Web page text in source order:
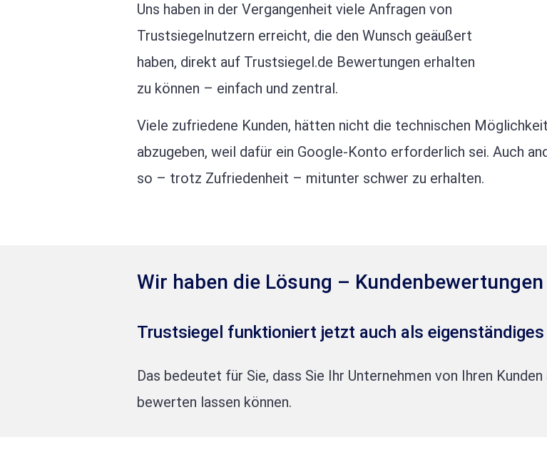
Uns haben in der Vergangenheit viele Anfragen von
Trustsiegelnutzern erreicht, die den Wunsch geäußert
haben, direkt auf Trustsiegel.de Bewertungen erhalten
zu können – einfach und zentral.
Viele zufriedene Kunden, hätten nicht die technischen
abzugeben, weil dafür ein Google-Konto erforderlich sei. Auch
so – trotz Zufriedenheit – mitunter schwer zu erhalten.
Wir haben die Lösung –
Trustsiegel funktioniert jetzt auch als
Das bedeutet für Sie, dass Sie Ihr Unternehmen von Ihren
bewerten lassen können.